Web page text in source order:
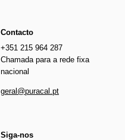
Contacto
+351 215 964 287
Chamada para a rede fixa
nacional
geral@puracal.pt
Siga-nos